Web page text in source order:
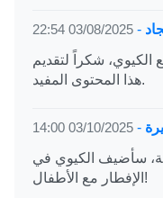
-
03/08/2025 22:54
شكراً لتقديم
هذا المحتوى المفيد.
-
03/10/2025 14:00
سأضيف الكيوي في
الإفطار مع الأطفال!